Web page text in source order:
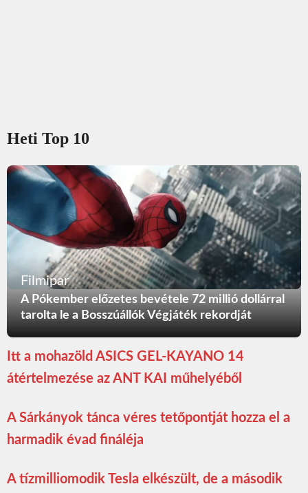
Heti Top 10
Filmipar
A Pókember előzetes bevétele 72 millió dollárral
tarolta le a Bosszúállók Végjáték rekordját
Itt a mohazöld ASICS GEL-KAYANO 14
átértelmezése az ANT KAI műhelyéből
A Sárkányok tánca véres tetőpontját hozza el a
harmadik évad fináléja
A tízmilliomodik Tesla elkészült, de a második